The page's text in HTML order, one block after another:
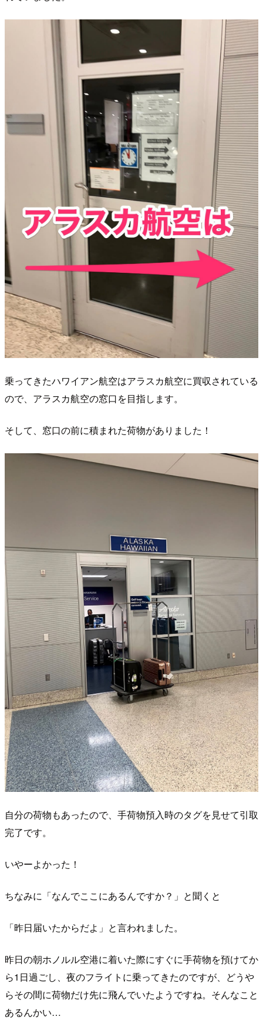
乗ってきたハワイアン航空はアラスカ航空に買収されている
ので、アラスカ航空の窓口を目指します。
そして、窓口の前に積まれた荷物がありました！
自分の荷物もあったので、手荷物預入時のタグを見せて引取
完了です。
いやーよかった！
ちなみに「なんでここにあるんですか？」と聞くと
「昨日届いたからだよ」と言われました。
昨日の朝ホノルル空港に着いた際にすぐに手荷物を預けてか
ら1日過ごし、夜のフライトに乗ってきたのですが、どうや
らその間に荷物だけ先に飛んでいたようですね。そんなこと
あるんかい…